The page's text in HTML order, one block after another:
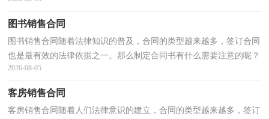
图书销售合同
图书销售合同随着法律知识的普及，合同的类型越来越多，签订合同
也是最有效的法律依据之一。那么制定合同书有什么需要注意的呢？
以下是小编整理的图书销售合同，仅供参考，大家一起来...
2026-08-05
客房销售合同
客房销售合同随着人们法律意识的建立，合同的类型越来越多，签订